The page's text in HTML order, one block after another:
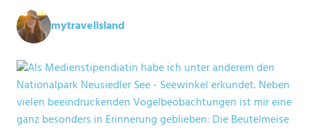
mytravelisland